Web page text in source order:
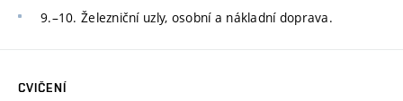
9.–10. Železniční uzly, osobní a nákladní doprava.
CVIČENÍ